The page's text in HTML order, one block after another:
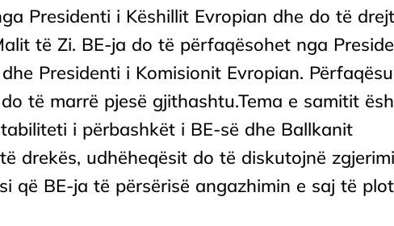
Presidenti i Këshillit Evropian dhe do të
të Zi. BE-ja do të përfaqësohet nga
Presidenti i Komisionit Evropian.
të marrë pjesë gjithashtu.Tema e samitit
i përbashkët i BE-së dhe Ballkanit
drekës, udhëheqësit do të diskutojnë
që BE-ja të përsërisë angazhimin e saj të